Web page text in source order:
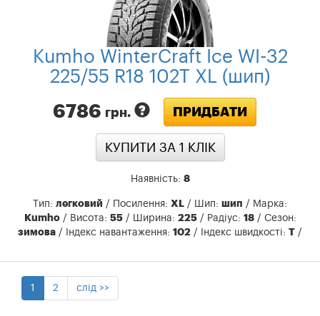
Kumho WinterCraft Ice WI-32
225/55 R18 102T XL (шип)
6786 грн. ПРИДБАТИ
КУПИТИ ЗА 1 КЛIК
Наявність: 8
Тип: легковий / Посилення: XL / Шип: шип / Марка:
Kumho/ Висота: 55/ Ширина: 225/ Радіус: 18/ Сезон:
зимова / Індекс навантаження: 102 / Індекс швидкості: T /
1 2 слід >>